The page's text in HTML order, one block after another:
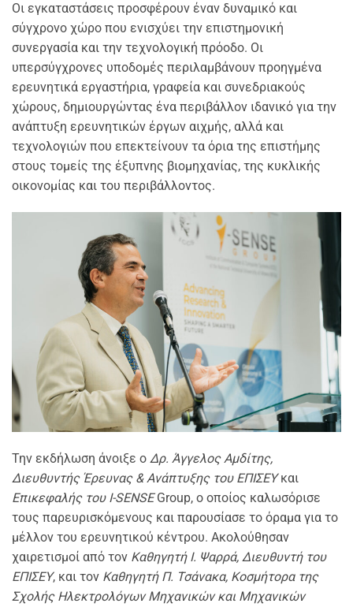
Οι εγκαταστάσεις προσφέρουν έναν δυναμικό και
σύγχρονο χώρο που ενισχύει την επιστημονική
συνεργασία και την τεχνολογική πρόοδο. Οι
υπερσύγχρονες υποδομές περιλαμβάνουν προηγμένα
ερευνητικά εργαστήρια, γραφεία και συνεδριακούς
χώρους, δημιουργώντας ένα περιβάλλον ιδανικό για την
ανάπτυξη ερευνητικών έργων αιχμής, αλλά και
τεχνολογιών που επεκτείνουν τα όρια της επιστήμης
στους τομείς της έξυπνης βιομηχανίας, της κυκλικής
οικονομίας και του περιβάλλοντος.
Την εκδήλωση άνοιξε ο Δρ. Άγγελος Αμδίτης,
Διευθυντής Έρευνας & Ανάπτυξης του ΕΠΙΣΕΥκαι
Επικεφαλής του I-SENSEGroup, ο οποίος καλωσόρισε
τους παρευρισκόμενους και παρουσίασε το όραμα για το
μέλλον του ερευνητικού κέντρου. Ακολούθησαν
χαιρετισμοί από τον Καθηγητή Ι. Ψαρρά, Διευθυντή του
ΕΠΙΣΕΥ, και τον Καθηγητή Π. Τσάνακα, Κοσμήτορα της
Σχολής Ηλεκτρολόγων Μηχανικών και Μηχανικών